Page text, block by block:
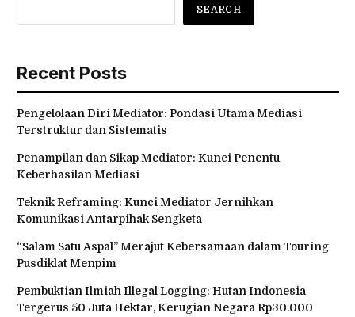
SEARCH
Recent Posts
Pengelolaan Diri Mediator: Pondasi Utama Mediasi
Terstruktur dan Sistematis
Penampilan dan Sikap Mediator: Kunci Penentu
Keberhasilan Mediasi
Teknik Reframing: Kunci Mediator Jernihkan
Komunikasi Antarpihak Sengketa
“Salam Satu Aspal” Merajut Kebersamaan dalam Touring
Pusdiklat Menpim
Pembuktian Ilmiah Illegal Logging: Hutan Indonesia
Tergerus 50 Juta Hektar, Kerugian Negara Rp30.000